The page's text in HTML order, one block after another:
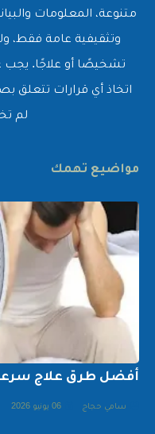
متنوعة، المعلومات
وتثقيفية عامة فقط،
تشخيصًا أو علاجًا.
اتخاذ أي قرارات تتعلق
لم
مواضيع تهمك
أفضل طرق علاج
سامي حجاج 06 يونيو 2026